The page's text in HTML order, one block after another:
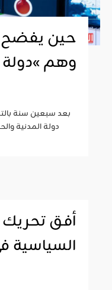
وهم »دولة
دولة المدنية
أفق تحريك
السياسية